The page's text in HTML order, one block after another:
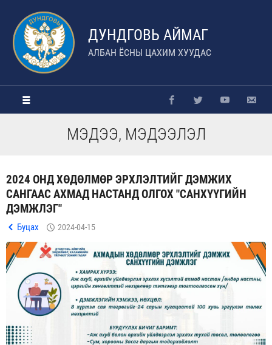
ДУНДГОВЬ АЙМАГ
АЛБАН ЁСНЫ ЦАХИМ ХУУДАС
МЭДЭЭ, МЭДЭЭЛЭЛ
2024 ОНД ХӨДӨЛМӨР ЭРХЛЭЛТИЙГ ДЭМЖИХ
САНГААС АХМАД НАСТАНД ОЛГОХ "САНХҮҮГИЙН
ДЭМЖЛЭГ"
Буцах 2024-04-15